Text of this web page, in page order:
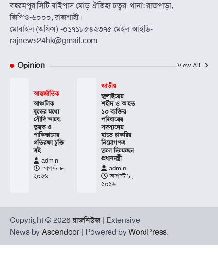
বহরমপুর সিটি বাইপাস মোড় ঐতিহ্য চত্বর, থানা: রাজপাড়া,
জিপিও-৬০০০, রাজশাহী।
মোবাইল (অফিস) -০১৭১৮৫৪২৩৭৫ মেইল আইডি-
rajnews24hk@gmail.com
Opinion View All
আন্তর্জাতিক
আঞ্চলিক
যুদ্ধের মধ্যে
সৌদি আরব,
তুরস্ক ও
পাকিস্তানের
প্রতিরক্ষা চুক্তি
সই
admin
আগস্ট ৮,
২০২৬
জাতীয়
জুলাইয়ের
শহীদ ও আহত
১০ ব্যক্তির
পরিবারের
সদস্যদের
হাতে চাকরির
নিয়োগপত্র
তুলে দিয়েছেন
প্রধানমন্ত্রী
admin
আগস্ট ৮,
২০২৬
Copyright © 2026রাজনিউজ| Extensive
News by Ascendoor| Powered by WordPress.